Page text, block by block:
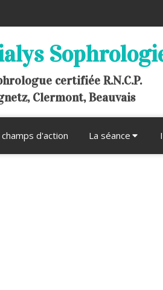
certifiée R.N.C.P.
Clermont, Beauvais
d'action La séance